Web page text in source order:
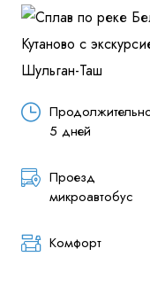
5 дней
Проезд
микроавтобус
Комфорт